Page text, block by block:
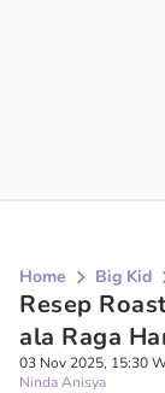
Home Big Kid
Resep
ala Raga
03 Nov 2025, 15:30
Ninda Anisya